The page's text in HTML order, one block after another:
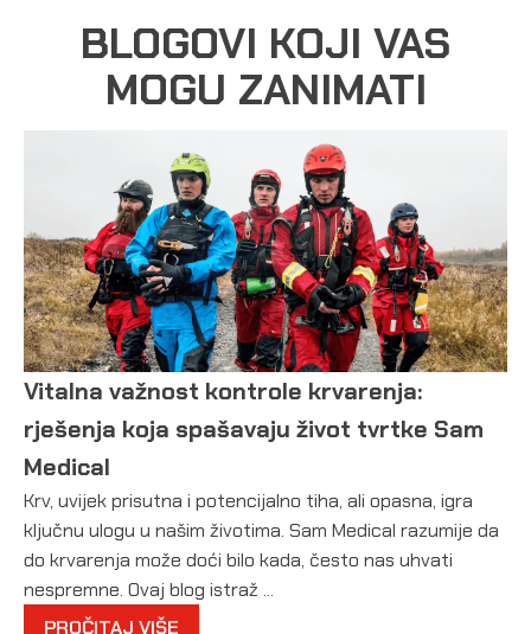
BLOGOVI KOJI VAS
MOGU ZANIMATI
Vitalna važnost kontrole krvarenja:
rješenja koja spašavaju život tvrtke Sam
Medical
Krv, uvijek prisutna i potencijalno tiha, ali opasna, igra
ključnu ulogu u našim životima. Sam Medical razumije da
do krvarenja može doći bilo kada, često nas uhvati
nespremne. Ovaj blog istraž ...
PROČITAJ VIŠE